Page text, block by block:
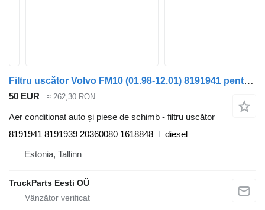
Filtru uscător Volvo FM10 (01.98-12.01) 8191941 pentru camion Volvo FM7-FM12, FM, FMX (1998-2014)
50 EUR ≈ 262,30 RON
Aer conditionat auto și piese de schimb - filtru uscător
8191941 8191939 20360080 1618848
diesel
Estonia, Tallinn
TruckParts Eesti OÜ